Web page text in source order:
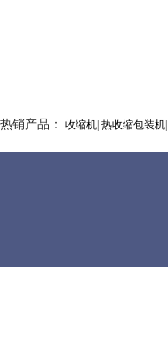
热销产品： 收缩机| 热收缩包装机|